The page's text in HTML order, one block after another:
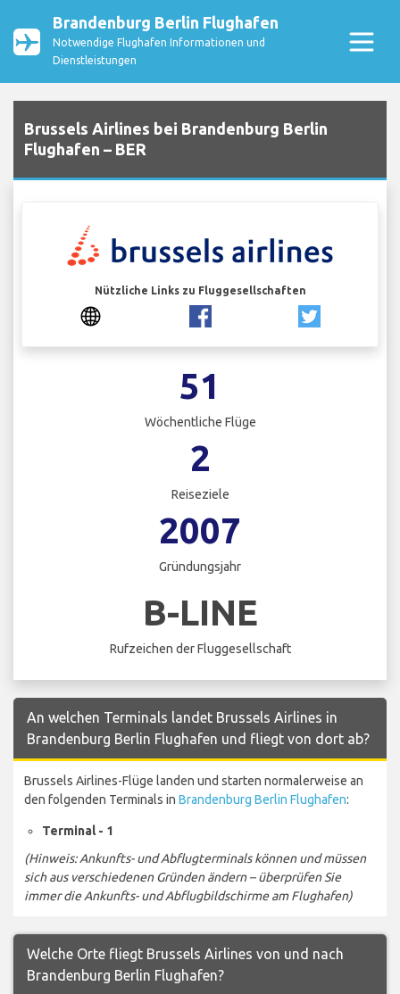
Brandenburg Berlin Flughafen
Notwendige Flughafen Informationen und
Dienstleistungen
Brussels Airlines bei Brandenburg Berlin
Flughafen – BER
Nützliche Links zu Fluggesellschaften
51
Wöchentliche Flüge
2
Reiseziele
2007
Gründungsjahr
B-LINE
Rufzeichen der Fluggesellschaft
An welchen Terminals landet Brussels Airlines in
Brandenburg Berlin Flughafen und fliegt von dort ab?
Brussels Airlines-Flüge landen und starten normalerweise an
den folgenden Terminals in Brandenburg Berlin Flughafen:
Terminal - 1
(Hinweis: Ankunfts- und Abflugterminals können und müssen
sich aus verschiedenen Gründen ändern – überprüfen Sie
immer die Ankunfts- und Abflugbildschirme am Flughafen)
Welche Orte fliegt Brussels Airlines von und nach
Brandenburg Berlin Flughafen?